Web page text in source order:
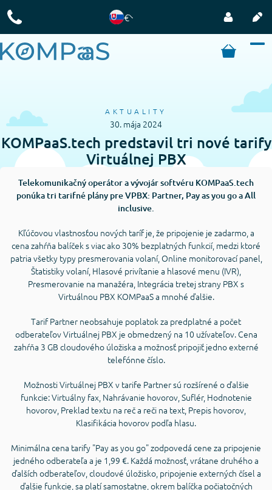
€
AKTUALITY
30. mája 2024
KOMPaaS.tech predstavil tri nové tarify
Virtuálnej PBX
Telekomunikačný operátor a vývojár softvéru KOMPaaS.tech
ponúka tri tarifné plány pre VPBX: Partner, Pay as you go a All
inclusive.
Kľúčovou vlastnosťou nových taríf je, že pripojenie je zadarmo, a
cena zahŕňa balíček s viac ako 30% bezplatných funkcií, medzi ktoré
patria všetky typy presmerovania volaní, Online monitorovací panel,
Štatistiky volaní, Hlasové privítanie a hlasové menu (IVR),
Presmerovanie na manažéra, Integrácia tretej strany PBX s
Virtuálnou PBX KOMPaaS a mnohé ďalšie.
Tarif Partner neobsahuje poplatok za predplatné a počet
odberateľov Virtuálnej PBX je obmedzený na 10 užívateľov. Cena
zahŕňa 3 GB cloudového úložiska a možnosť pripojiť jedno externé
telefónne číslo.
Možnosti Virtuálnej PBX v tarife Partner sú rozšírené o ďalšie
funkcie: Virtuálny fax, Nahrávanie hovorov, Suflér, Hodnotenie
hovorov, Preklad textu na reč a reči na text, Prepis hovorov,
Klasifikácia hovorov podľa hlasu.
Minimálna cena tarify "Pay as you go" zodpovedá cene za pripojenie
jedného odberateľa a je 1,99 €. Každá možnosť, vrátane druhého a
ďalších odberateľov, cloudové úložisko, pripojenie externých čísel a
ďalšie funkcie, sa platí samostatne, okrem balíčka počiatočných